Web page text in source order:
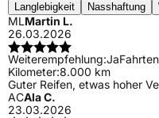
Langlebigkeit
Nasshaftung
MLMartin L.
26.03.2026
Weiterempfehlung:Ja
Kilometer:8.000 km
Guter Reifen, etwas hoher
ACAla C.
23.03.2026